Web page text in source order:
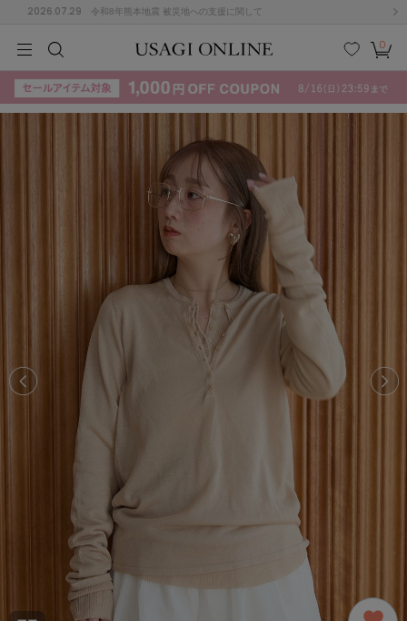
2026.07.29 令和8年熊本地震 被災地への支援に関して
検索
お気
に入
カー
ト
0
KIDSBABYBEAUTYLIFE STYLE
(715)
ームウェア (535)
KIDSBABYBEAUTYLIFE STYLE
G
M
T
Y Z
その
ACYM
アシーム
adidas by Stella McCartney
アディダス バイ ステラマッカートニー
ALLISON BROWN
アリソンブラウン